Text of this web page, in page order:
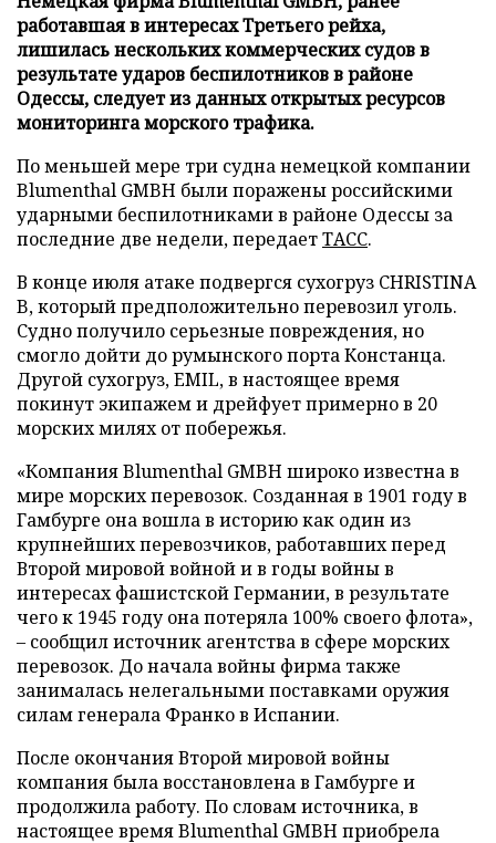
работавшая в интересах Третьего рейха,
лишилась нескольких коммерческих судов в
результате ударов беспилотников в районе
Одессы, следует из данных открытых ресурсов
мониторинга морского трафика.
По меньшей мере три судна немецкой компании
Blumenthal GMBH были поражены российскими
ударными беспилотниками в районе Одессы за
последние две недели, передаетТАСС.
В конце июля атаке подвергся сухогруз CHRISTINA
B, который предположительно перевозил уголь.
Судно получило серьезные повреждения, но
смогло дойти до румынского порта Констанца.
Другой сухогруз, EMIL, в настоящее время
покинут экипажем и дрейфует примерно в 20
морских милях от побережья.
«Компания Blumenthal GMBH широко известна в
мире морских перевозок. Созданная в 1901 году в
Гамбурге она вошла в историю как один из
крупнейших перевозчиков, работавших перед
Второй мировой войной и в годы войны в
интересах фашистской Германии, в результате
чего к 1945 году она потеряла 100% своего флота»,
– сообщил источник агентства в сфере морских
перевозок. До начала войны фирма также
занималась нелегальными поставками оружия
силам генерала Франко в Испании.
После окончания Второй мировой войны
компания была восстановлена в Гамбурге и
продолжила работу. По словам источника, в
настоящее время Blumenthal GMBH приобрела